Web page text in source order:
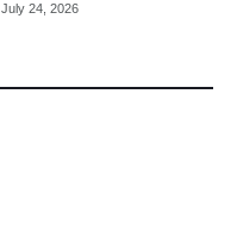
July 24, 2026